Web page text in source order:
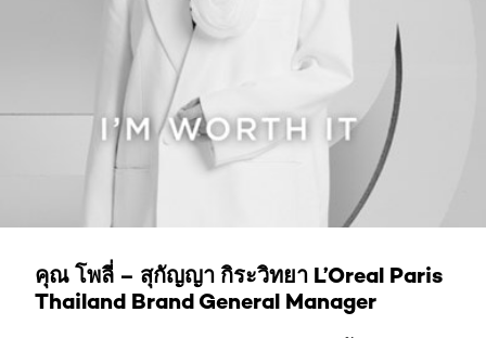
คุณ โพลี่ – สุกัญญา กิระวิทยา L’Oreal Paris
Thailand Brand General Manager